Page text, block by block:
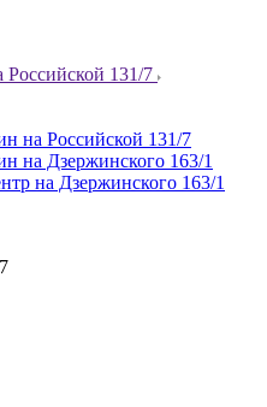
Российской 131/7
на Российской 131/7
на Дзержинского 163/1
на Дзержинского 163/1